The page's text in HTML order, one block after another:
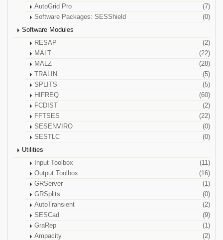
AutoGrid Pro
(7)
Software Packages: SESShield
(0)
Software Modules
RESAP
(2)
MALT
(22)
MALZ
(28)
TRALIN
(5)
SPLITS
(5)
HIFREQ
(60)
FCDIST
(2)
FFTSES
(22)
SESENVIRO
(0)
SESTLC
(0)
Utilities
Input Toolbox
(11)
Output Toolbox
(16)
GRServer
(1)
GRSplits
(0)
AutoTransient
(2)
SESCad
(9)
GraRep
(1)
Ampacity
(2)